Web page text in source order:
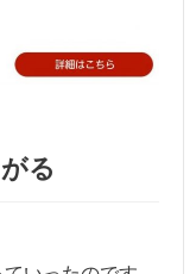
る